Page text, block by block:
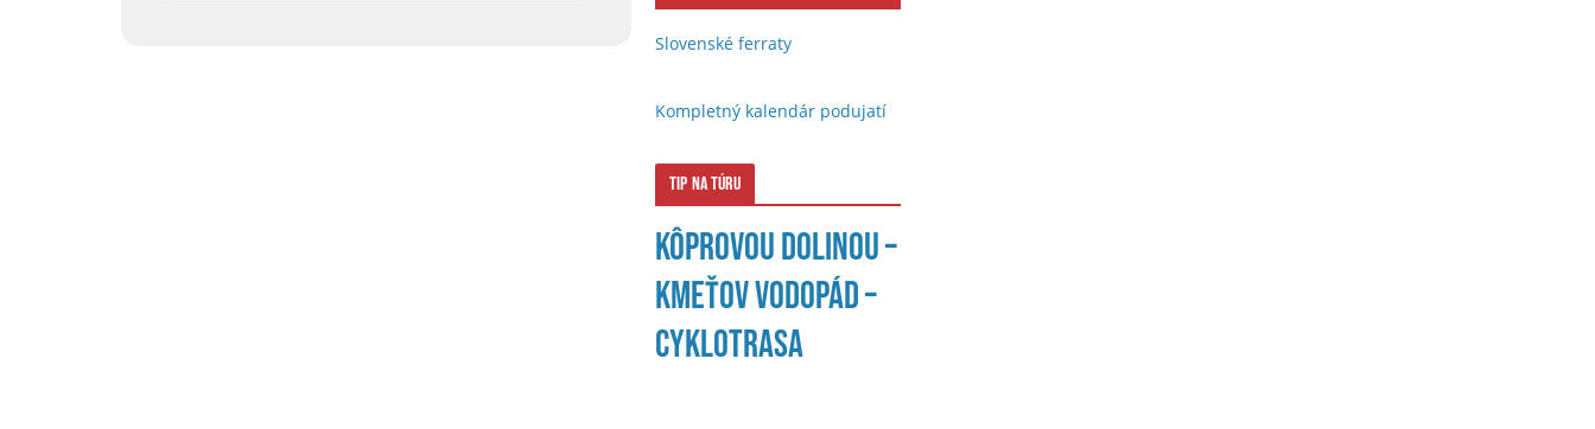
Slovenské ferraty
Kompletný kalendár podujatí
Tip na túru
Kôprovou dolinou –
Kmeťov vodopád –
cyklotrasa